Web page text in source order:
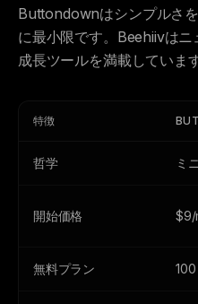
Buttondownはシンプルさ
に最小限です。Beehiivは
成長ツールを満載しています
特徴
哲学 ミ
開始価格 $9/
無料プラン